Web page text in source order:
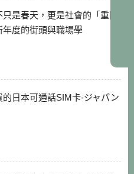
是春天，更是社會的「重開
年度的街頭與職場學
的日本可通話SIM卡-ジャパン